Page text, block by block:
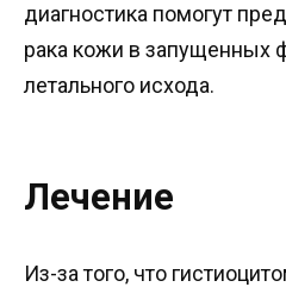
диагностика помогут
рака кожи в запущенных
летального исхода.
Лечение
Из-за того, что